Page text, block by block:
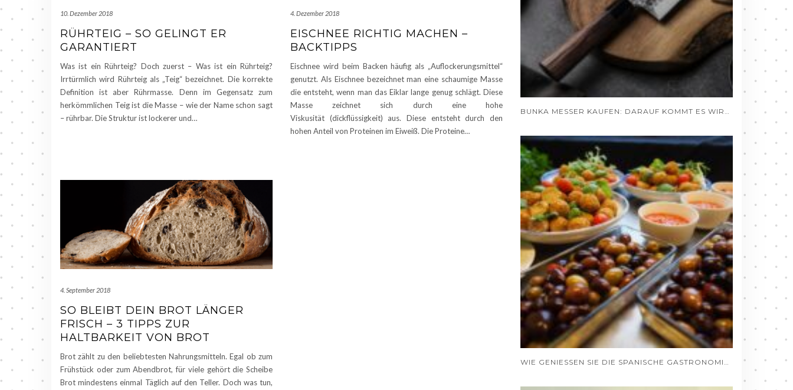
10. Dezember 2018
RÜHRTEIG – SO GELINGT ER
GARANTIERT
Was ist ein Rührteig? Doch zuerst – Was ist ein Rührteig?
Irrtürmlich wird Rührteig als „Teig“ bezeichnet. Die korrekte
Definition ist aber Rührmasse. Denn im Gegensatz zum
herkömmlichen Teig ist die Masse – wie der Name schon sagt
– rührbar. Die Struktur ist lockerer und…
4. Dezember 2018
EISCHNEE RICHTIG MACHEN –
BACKTIPPS
Eischnee wird beim Backen häufig als „Auflockerungsmittel“
genutzt. Als Eischnee bezeichnet man eine schaumige Masse
die entsteht, wenn man das Eiklar lange genug schlägt. Diese
Masse zeichnet sich durch eine hohe
Viskusität (dickflüssigkeit) aus. Diese entsteht durch den
hohen Anteil von Proteinen im Eiweiß. Die Proteine…
4. September 2018
SO BLEIBT DEIN BROT LÄNGER
FRISCH – 3 TIPPS ZUR
HALTBARKEIT VON BROT
Brot zählt zu den beliebtesten Nahrungsmitteln. Egal ob zum
Frühstück oder zum Abendbrot, für viele gehört die Scheibe
Brot mindestens einmal Täglich auf den Teller. Doch was tun,